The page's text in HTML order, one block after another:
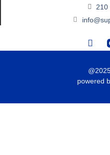
210
powered